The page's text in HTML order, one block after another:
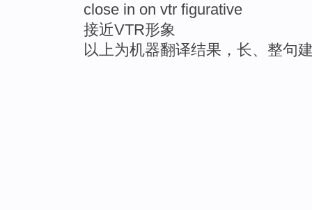
close in on vtr figurative
接近VTR形象
以上为机器翻译结果，长、整句